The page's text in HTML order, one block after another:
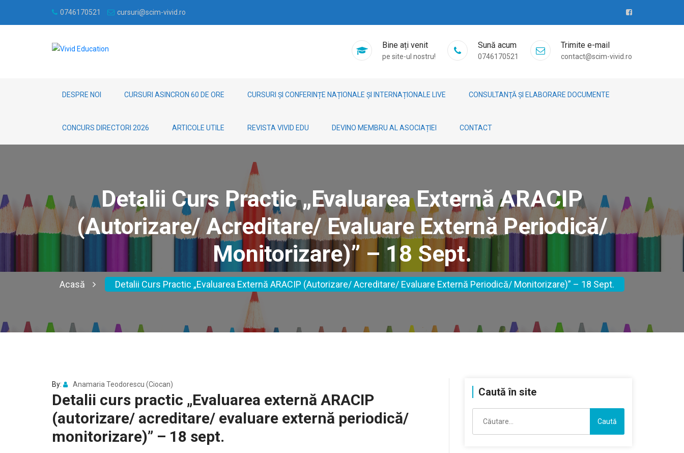
0746170521 cursuri@scim-vivid.ro
Bine ați venit
pe site-ul nostru!
Sună acum
0746170521
Trimite e-mail
contact@scim-vivid.ro
DESPRE NOI CURSURI ASINCRON 60 DE ORE CURSURI ȘI CONFERINȚE NAȚIONALE ȘI INTERNAȚIONALE LIVE CONSULTANŢĂ ȘI ELABORARE DOCUMENTE
CONCURS DIRECTORI 2026 ARTICOLE UTILE REVISTA VIVID EDU DEVINO MEMBRU AL ASOCIAȚIEI CONTACT
Detalii Curs Practic „Evaluarea Externă ARACIP
(autorizare/ Acreditare/ Evaluare Externă Periodică/
Monitorizare)” – 18 Sept.
Acasă Detalii Curs Practic „Evaluarea Externă ARACIP (autorizare/ Acreditare/ Evaluare Externă Periodică/ Monitorizare)” – 18 Sept.
By: Anamaria Teodorescu (Ciocan)
Detalii curs practic „Evaluarea externă ARACIP
(autorizare/ acreditare/ evaluare externă periodică/
monitorizare)” – 18 sept.
Caută în site
după: